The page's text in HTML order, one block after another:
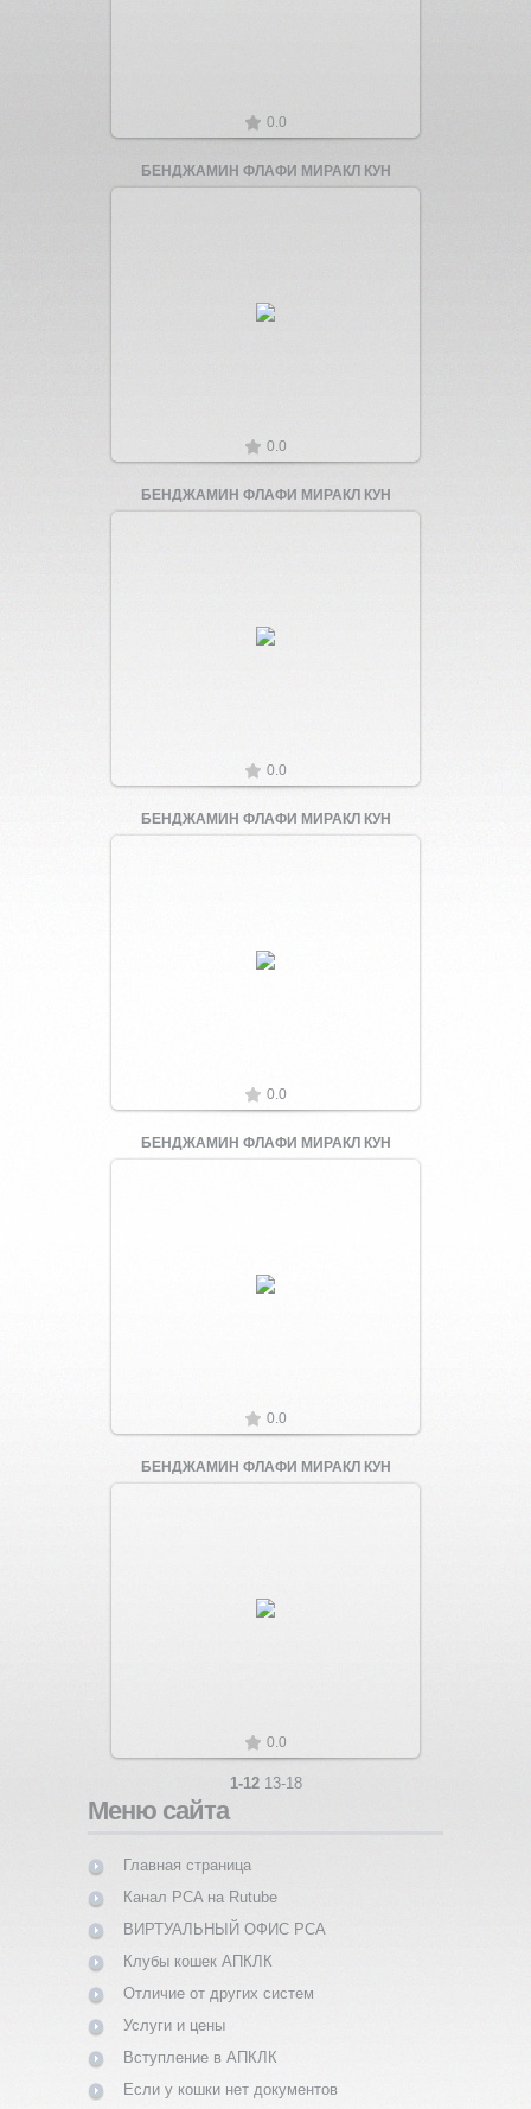
0.0
БЕНДЖАМИН ФЛАФИ МИРАКЛ КУН
Увеличить
0.0
БЕНДЖАМИН ФЛАФИ МИРАКЛ КУН
Увеличить
0.0
БЕНДЖАМИН ФЛАФИ МИРАКЛ КУН
Увеличить
0.0
БЕНДЖАМИН ФЛАФИ МИРАКЛ КУН
Увеличить
0.0
БЕНДЖАМИН ФЛАФИ МИРАКЛ КУН
Увеличить
0.0
1-12 13-18
Меню сайта
Главная страница
Канал PCA на Rutube
ВИРТУАЛЬНЫЙ ОФИС PCA
Клубы кошек АПКЛК
Отличие от других систем
Услуги и цены
Вступление в АПКЛК
Если у кошки нет документов